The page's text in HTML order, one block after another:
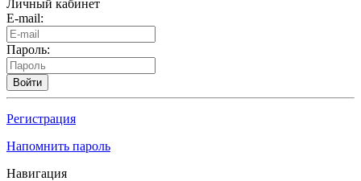
Личный кабинет
E-mail:
Пароль:
Войти
Регистрация
Напомнить пароль
Навигация